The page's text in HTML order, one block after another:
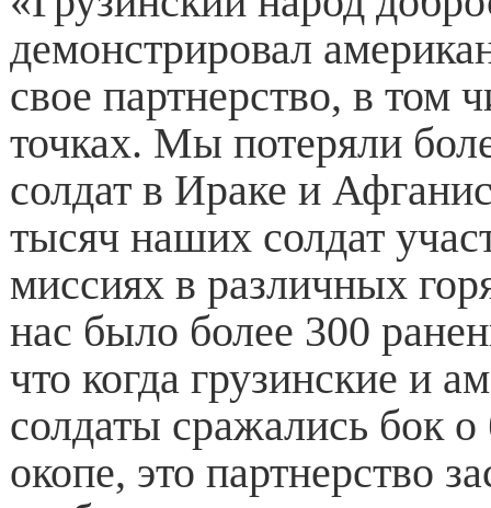
демонстрировал
свое партнерство, в том
точках. Мы потеряли
солдат в Ираке и
тысяч наших солдат
миссиях в различных
нас было более 300
что когда грузинские и
солдаты сражались бок
окопе, это партнерство